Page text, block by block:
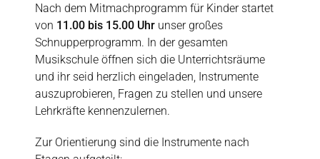
Nach dem Mitmachprogramm für Kinder startet
von 11.00 bis 15.00 Uhr unser großes
Schnupperprogramm. In der gesamten
Musikschule öffnen sich die Unterrichtsräume
und ihr seid herzlich eingeladen, Instrumente
auszuprobieren, Fragen zu stellen und unsere
Lehrkräfte kennenzulernen.
Zur Orientierung sind die Instrumente nach